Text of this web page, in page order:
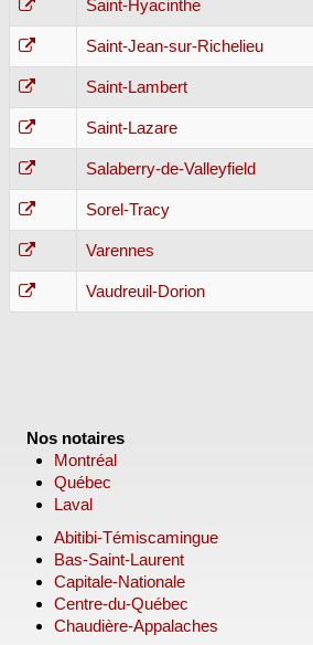
Saint-Hyacinthe
Saint-Jean-sur-Richelieu
Saint-Lambert
Saint-Lazare
Salaberry-de-Valleyfield
Sorel-Tracy
Varennes
Vaudreuil-Dorion
Nos notaires
Montréal
Québec
Laval
Abitibi-Témiscamingue
Bas-Saint-Laurent
Capitale-Nationale
Centre-du-Québec
Chaudière-Appalaches